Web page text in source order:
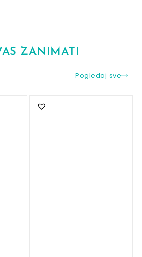
ZANIMATI
Pogledaj sve